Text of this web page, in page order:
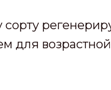
сорту
для